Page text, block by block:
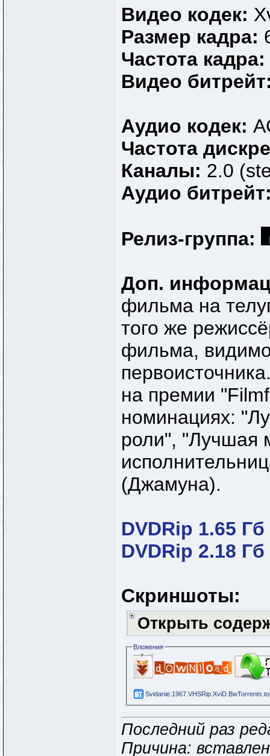
Видео кодек:
Размер кадра:
Частота кадра:
Видео
Аудио кодек:
Частота
Каналы: 2.0
Аудио
Релиз-группа:
Доп.
фильма на
того же
фильма,
на премии
номинациях:
роли", "Лучшая
(Джамуна).
DVDRip 1.65 Гб
DVDRip 2.18 Гб
Скриншоты:
Открыть
Вложения
Последний раз
Причина: